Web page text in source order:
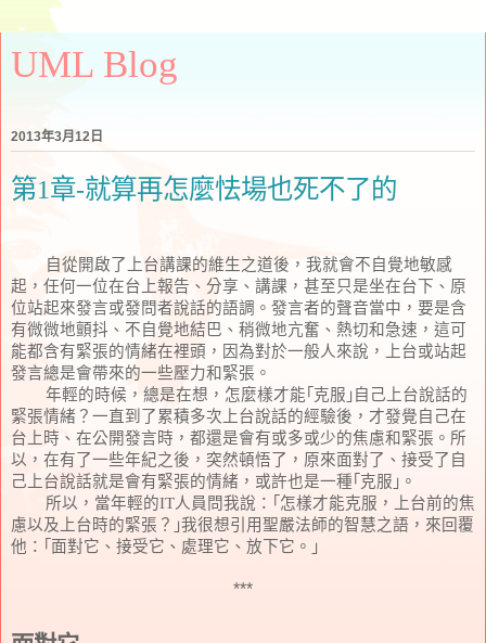
UML Blog
2013年3月12日
第1章-就算再怎麼怯場也死不了的
自從開啟了上台講課的維生之道後，我就會不自覺地敏感
起，任何一位在台上報告、分享、講課，甚至只是坐在台下、原
位站起來發言或發問者說話的語調。發言者的聲音當中，要是含
有微微地顫抖、不自覺地結巴、稍微地亢奮、熱切和急速，這可
能都含有緊張的情緒在裡頭，因為對於一般人來說，上台或站起
發言總是會帶來的一些壓力和緊張。
年輕的時候，總是在想，怎麼樣才能｢克服｣自己上台說話的
緊張情緒？一直到了累積多次上台說話的經驗後，才發覺自己在
台上時、在公開發言時，都還是會有或多或少的焦慮和緊張。所
以，在有了一些年紀之後，突然頓悟了，原來面對了、接受了自
己上台說話就是會有緊張的情緒，或許也是一種｢克服｣。
所以，當年輕的IT人員問我說：｢怎樣才能克服，上台前的焦
慮以及上台時的緊張？｣我很想引用聖嚴法師的智慧之語，來回覆
他：｢面對它、接受它、處理它、放下它。｣
***